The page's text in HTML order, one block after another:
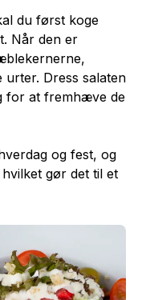
du først koge
Når den er
Dress salaten
for at fremhæve de
og fest, og
gør det til et